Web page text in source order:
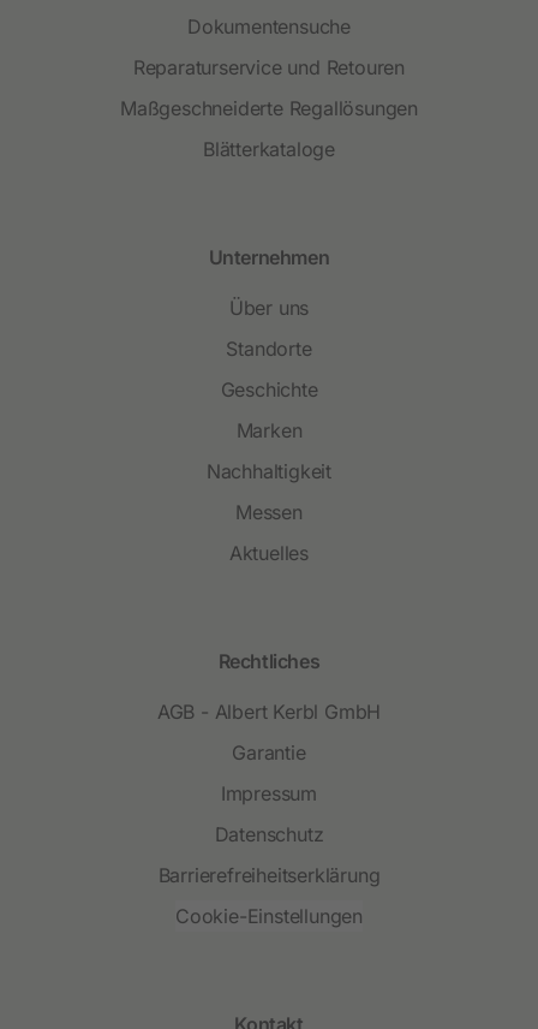
Dokumentensuche
Reparaturservice und Retouren
Maßgeschneiderte Regallösungen
Blätterkataloge
Unternehmen
Über uns
Standorte
Geschichte
Marken
Nachhaltigkeit
Messen
Aktuelles
Rechtliches
AGB - Albert Kerbl GmbH
Garantie
Impressum
Datenschutz
Barrierefreiheitserklärung
Cookie-Einstellungen